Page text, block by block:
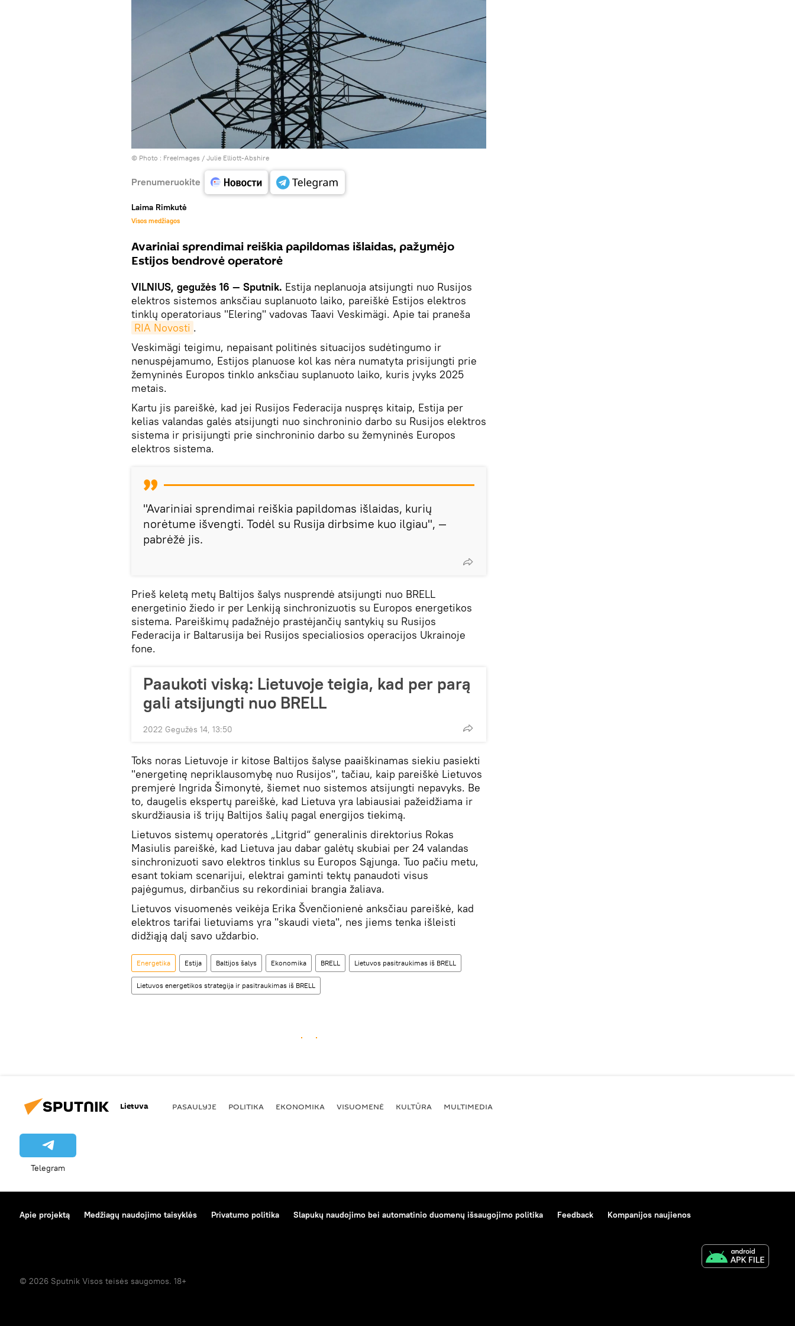
© Photo : FreeImages / Julie Elliott-Abshire
Prenumeruokite
Laima Rimkutė
Visos medžiagos
Avariniai sprendimai reiškia papildomas išlaidas, pažymėjo
Estijos bendrovė operatorė
VILNIUS, gegužės 16 — Sputnik. Estija neplanuoja atsijungti nuo Rusijos
elektros sistemos anksčiau suplanuoto laiko, pareiškė Estijos elektros
tinklų operatoriaus "Elering" vadovas Taavi Veskimägi. Apie tai praneša
RIA Novosti .
Veskimägi teigimu, nepaisant politinės situacijos sudėtingumo ir
nenuspėjamumo, Estijos planuose kol kas nėra numatyta prisijungti prie
žemyninės Europos tinklo anksčiau suplanuoto laiko, kuris įvyks 2025
metais.
Kartu jis pareiškė, kad jei Rusijos Federacija nuspręs kitaip, Estija per
kelias valandas galės atsijungti nuo sinchroninio darbo su Rusijos elektros
sistema ir prisijungti prie sinchroninio darbo su žemyninės Europos
elektros sistema.
"Avariniai sprendimai reiškia papildomas išlaidas, kurių
norėtume išvengti. Todėl su Rusija dirbsime kuo ilgiau", —
pabrėžė jis.
Prieš keletą metų Baltijos šalys nusprendė atsijungti nuo BRELL
energetinio žiedo ir per Lenkiją sinchronizuotis su Europos energetikos
sistema. Pareiškimų padažnėjo prastėjančių santykių su Rusijos
Federacija ir Baltarusija bei Rusijos specialiosios operacijos Ukrainoje
fone.
Paaukoti viską: Lietuvoje teigia, kad per parą
gali atsijungti nuo BRELL
2022 Gegužės 14, 13:50
Toks noras Lietuvoje ir kitose Baltijos šalyse paaiškinamas siekiu pasiekti
"energetinę nepriklausomybę nuo Rusijos", tačiau, kaip pareiškė Lietuvos
premjerė Ingrida Šimonytė, šiemet nuo sistemos atsijungti nepavyks. Be
to, daugelis ekspertų pareiškė, kad Lietuva yra labiausiai pažeidžiama ir
skurdžiausia iš trijų Baltijos šalių pagal energijos tiekimą.
Lietuvos sistemų operatorės „Litgrid“ generalinis direktorius Rokas
Masiulis pareiškė, kad Lietuva jau dabar galėtų skubiai per 24 valandas
sinchronizuoti savo elektros tinklus su Europos Sąjunga. Tuo pačiu metu,
esant tokiam scenarijui, elektrai gaminti tektų panaudoti visus
pajėgumus, dirbančius su rekordiniai brangia žaliava.
Lietuvos visuomenės veikėja Erika Švenčionienė anksčiau pareiškė, kad
elektros tarifai lietuviams yra "skaudi vieta", nes jiems tenka išleisti
didžiąją dalį savo uždarbio.
Energetika Estija Baltijos šalys Ekonomika BRELL Lietuvos pasitraukimas iš BRELL
Lietuvos energetikos strategija ir pasitraukimas iš BRELL
Lietuva PASAULYJE POLITIKA EKONOMIKA VISUOMENĖ KULTŪRA MULTIMEDIA
Telegram
Apie projektą Medžiagų naudojimo taisyklės Privatumo politika Slapukų naudojimo bei automatinio duomenų išsaugojimo politika Feedback Kompanijos naujienos
© 2026 Sputnik Visos teisės saugomos. 18+